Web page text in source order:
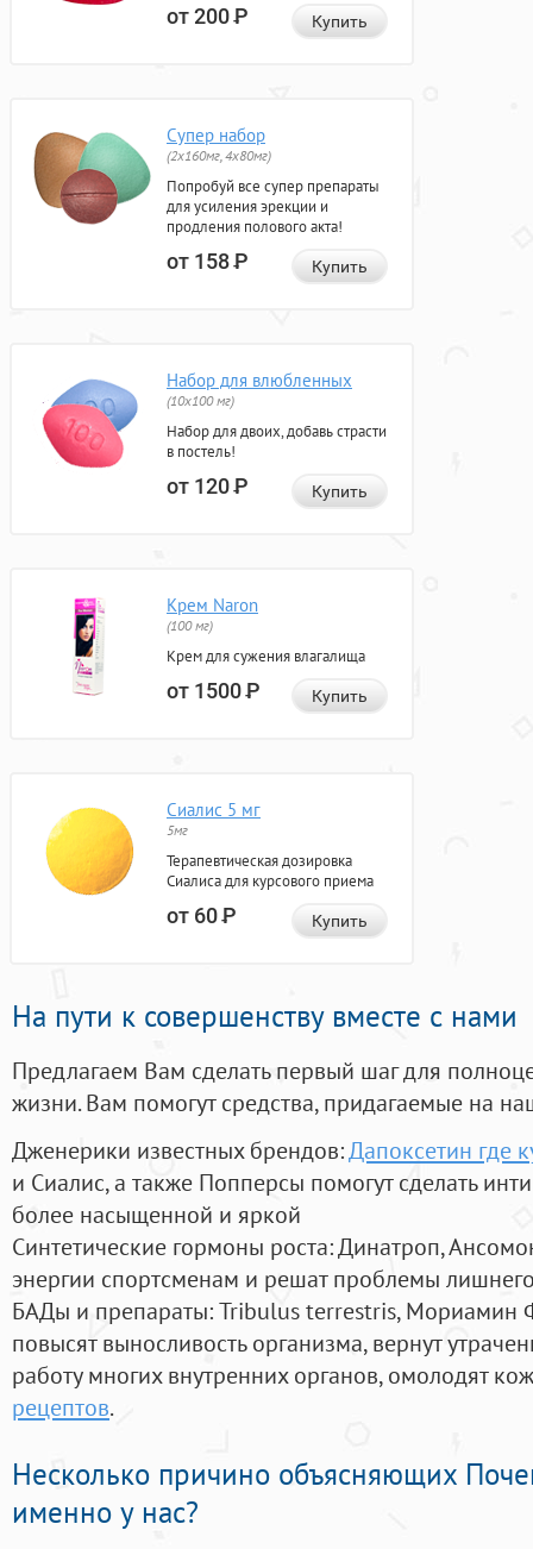
от 200Р Купить
Супер набор
(2х160мг, 4х80мг)
Попробуй все супер препараты
для усиления эрекции и
продления полового акта!
от 158Р Купить
Набор для влюбленных
(10х100 мг)
Набор для двоих, добавь страсти
в постель!
от 120Р Купить
Крем Naron
(100 мг)
Крем для сужения влагалища
от 1500Р Купить
Сиалис 5 мг
5мг
Терапевтическая дозировка
Сиалиса для курсового приема
от 60Р Купить
На пути к совершенству вместе с нами
Предлагаем Вам сделать первый шаг для
жизни. Вам помогут средства, придагаемые на
Дженерики известных брендов:Дапоксетин где
и Сиалис, а также Попперсы помогут сделать
более насыщенной и яркой
Синтетические гормоны роста: Динатроп,
энергии спортсменам и решат проблемы
БАДы и препараты:Tribulus terrestris, Мориамин
повысят выносливость организма, вернут
работу многих внутренних органов, омолодят
рецептов.
Несколько причино объясняющих
именно у нас?